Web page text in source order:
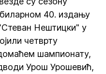
40. издању
Нештицки" у
четврту
шампионату,
Урош Урошевић,